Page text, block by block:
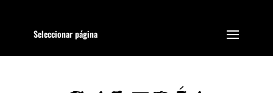
Seleccionar página